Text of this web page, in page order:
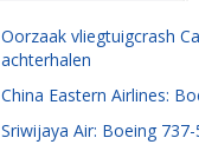
Oorzaak vliegtuigcrash
achterhalen
China Eastern Airlines:
Sriwijaya Air: Boeing 737-